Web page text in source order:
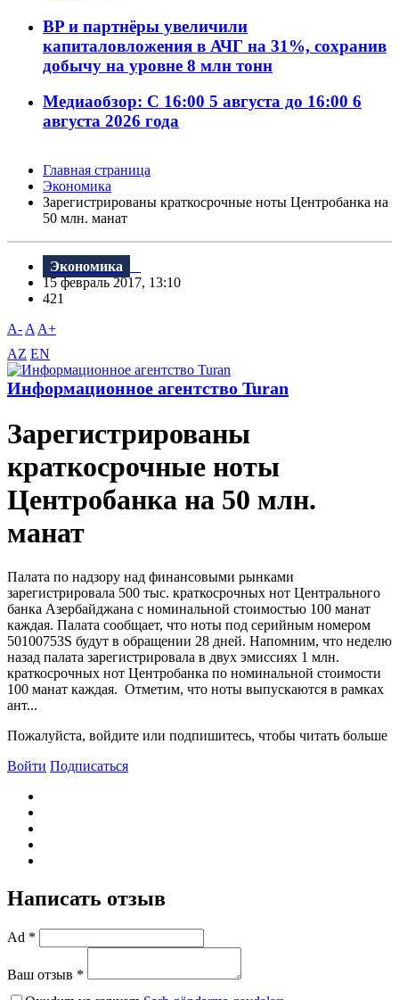
BP и партнёры увеличили
капиталовложения в АЧГ на 31%, сохранив
добычу на уровне 8 млн тонн
Медиаобзор: С 16:00 5 августа до 16:00 6
августа 2026 года
Главная страница
Экономика
Зарегистрированы краткосрочные ноты Центробанка на
50 млн. манат
Экономика
15 февраль 2017, 13:10
421
A- A A+
AZ EN
Информационное агентство Turan
Зарегистрированы
краткосрочные ноты
Центробанка на 50 млн.
манат
Палата по надзору над финансовыми рынками
зарегистрировала 500 тыс. краткосрочных нот Центрального
банка Азербайджана с номинальной стоимостью 100 манат
каждая. Палата сообщает, что ноты под серийным номером
50100753S будут в обращении 28 дней. Напомним, что неделю
назад палата зарегистрировала в двух эмиссиях 1 млн.
краткосрочных нот Центробанка по номинальной стоимости
100 манат каждая. Отметим, что ноты выпускаются в рамках
ант...
Пожалуйста, войдите или подпишитесь, чтобы читать больше
Войти Подписаться
Написать отзыв
Ad *
Ваш отзыв *